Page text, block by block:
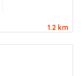
1.2 km